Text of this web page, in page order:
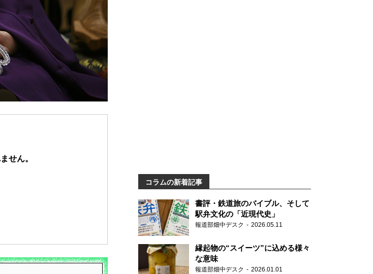
せん。
コラムの新着記事
書評・鉄道旅のバイブル、そして
駅弁文化の「近現代史」
報道部畑中デスク 2026.05.11
縁起物の“スイーツ”に込める様々
な意味
報道部畑中デスク 2026.01.01